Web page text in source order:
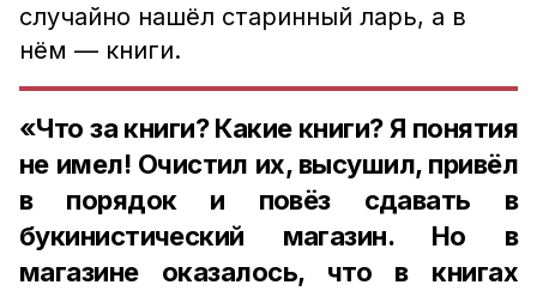
случайно нашёл старинный ларь, а в
нём — книги.
«Что за книги? Какие книги? Я понятия
не имел! Очистил их, высушил, привёл
в порядок и повёз сдавать в
букинистический магазин. Но в
магазине оказалось, что в книгах